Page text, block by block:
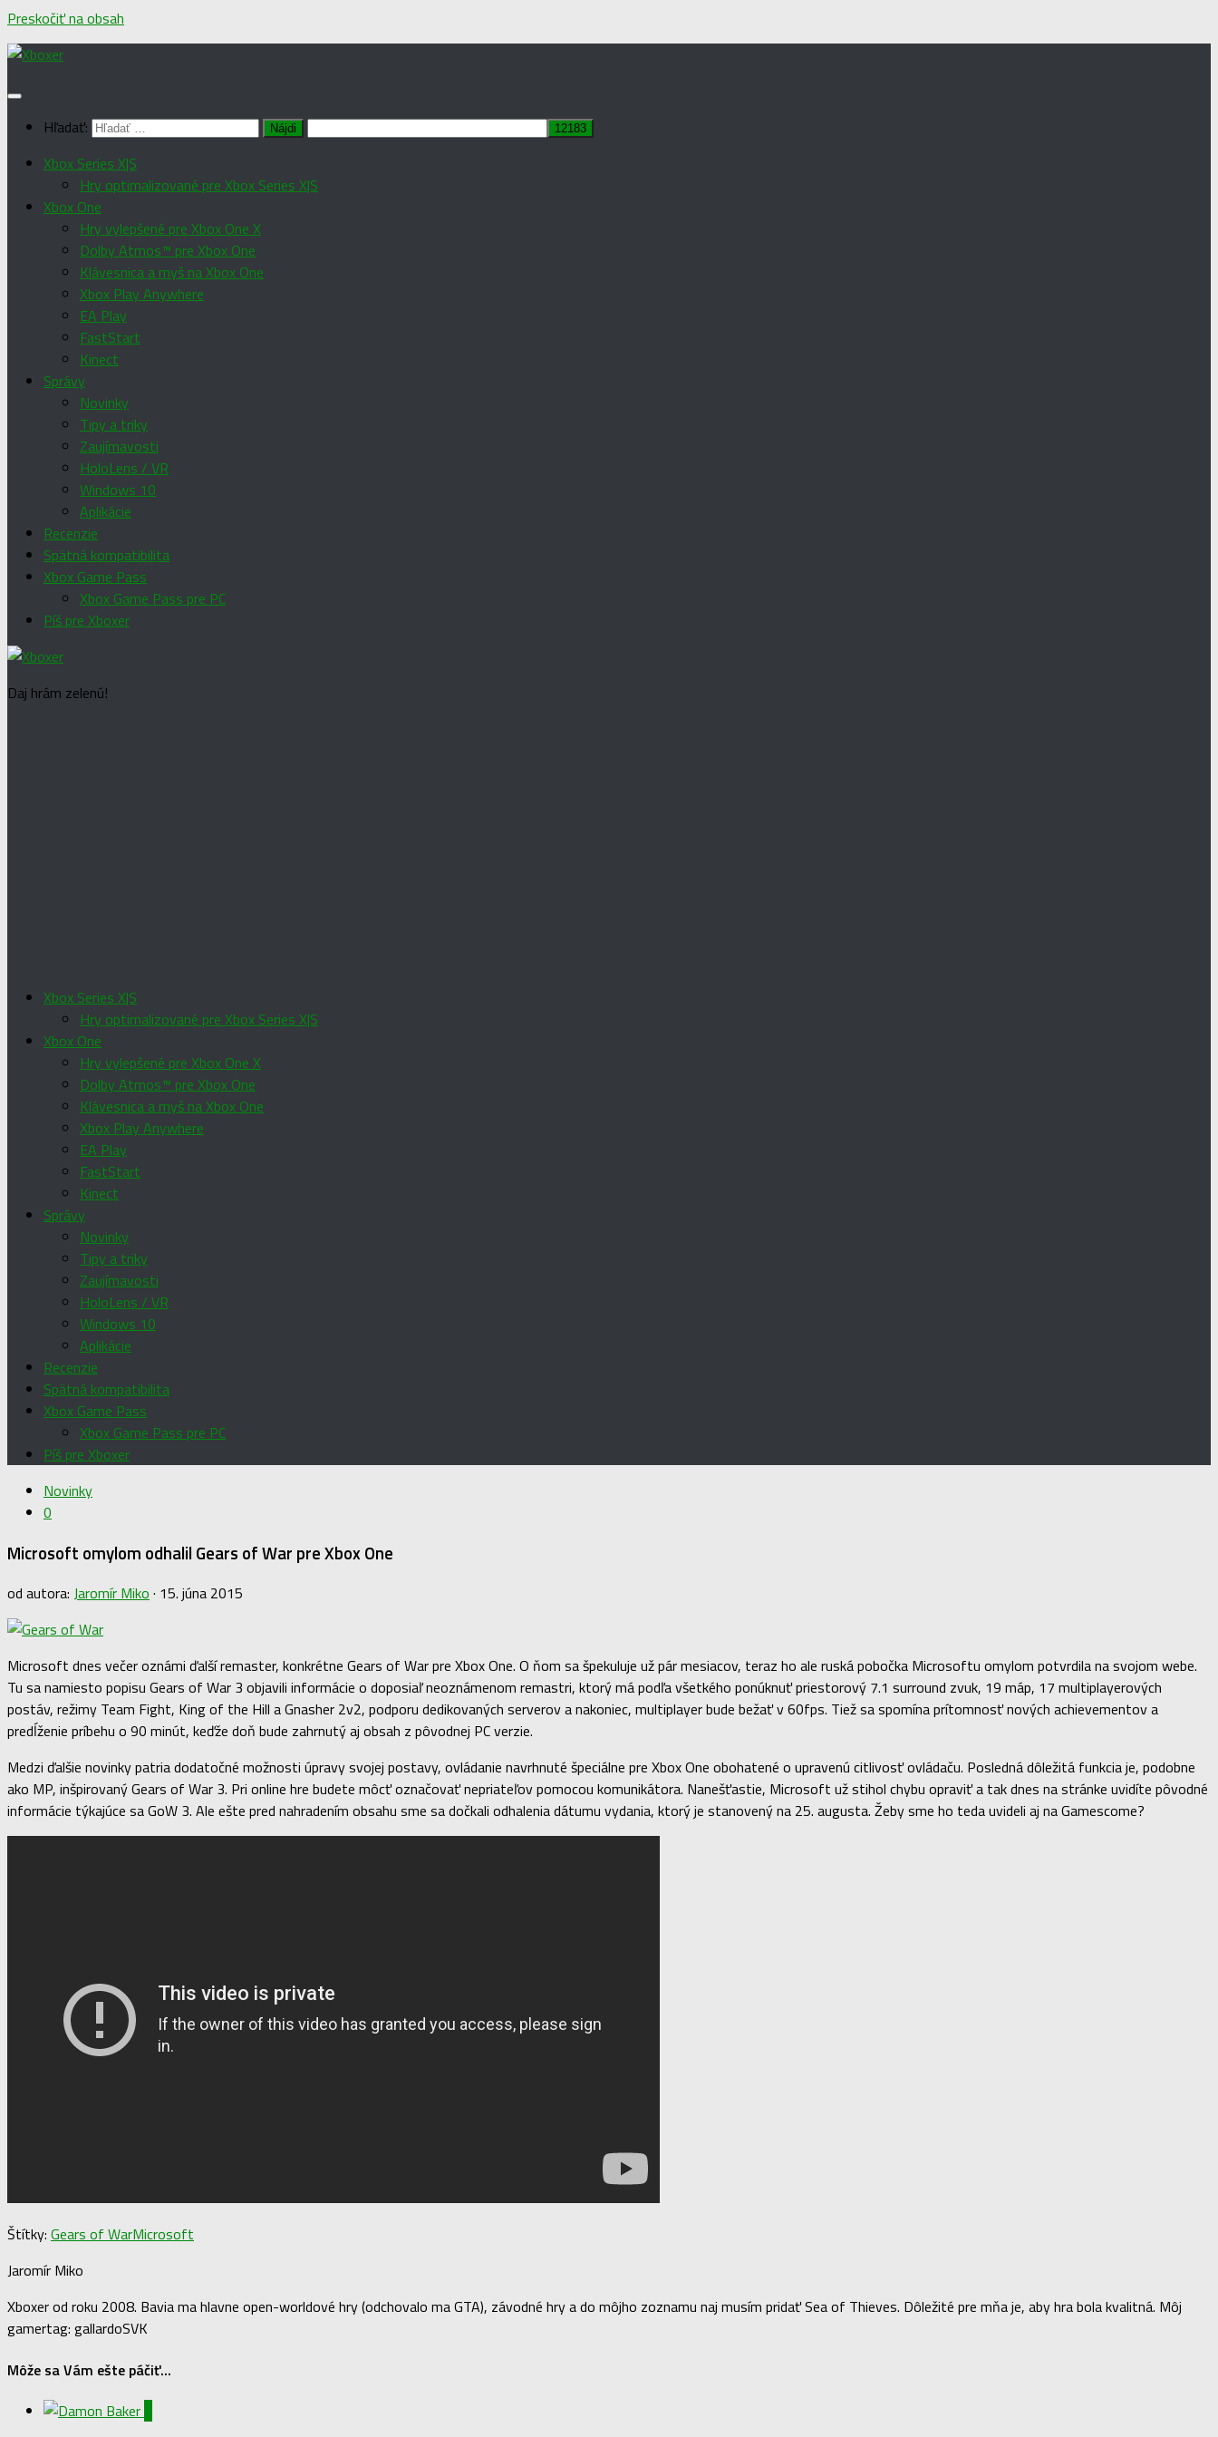
Preskočiť na obsah
Hľadať:
Xbox Series X|S
Hry optimalizované pre Xbox Series X|S
Xbox One
Hry vylepšené pre Xbox One X
Dolby Atmos™ pre Xbox One
Klávesnica a myš na Xbox One
Xbox Play Anywhere
EA Play
FastStart
Kinect
Správy
Novinky
Tipy a triky
Zaujímavosti
HoloLens / VR
Windows 10
Aplikácie
Recenzie
Spätná kompatibilita
Xbox Game Pass
Xbox Game Pass pre PC
Píš pre Xboxer
Daj hrám zelenú!
Xbox Series X|S
Hry optimalizované pre Xbox Series X|S
Xbox One
Hry vylepšené pre Xbox One X
Dolby Atmos™ pre Xbox One
Klávesnica a myš na Xbox One
Xbox Play Anywhere
EA Play
FastStart
Kinect
Správy
Novinky
Tipy a triky
Zaujímavosti
HoloLens / VR
Windows 10
Aplikácie
Recenzie
Spätná kompatibilita
Xbox Game Pass
Xbox Game Pass pre PC
Píš pre Xboxer
Novinky
0
Microsoft omylom odhalil Gears of War pre Xbox One
od autora: Jaromír Miko · 15. júna 2015
Microsoft dnes večer oznámi ďalší remaster, konkrétne Gears of War pre Xbox One. O ňom sa špekuluje už pár mesiacov, teraz ho ale ruská pobočka Microsoftu omylom potvrdila na svojom webe.
Tu sa namiesto popisu Gears of War 3 objavili informácie o doposiaľ neoznámenom remastri, ktorý má podľa všetkého ponúknuť priestorový 7.1 surround zvuk, 19 máp, 17 multiplayerových
postáv, režimy Team Fight, King of the Hill a Gnasher 2v2, podporu dedikovaných serverov a nakoniec, multiplayer bude bežať v 60fps. Tiež sa spomína prítomnosť nových achievementov a
predĺženie príbehu o 90 minút, keďže doň bude zahrnutý aj obsah z pôvodnej PC verzie.
Medzi ďalšie novinky patria dodatočné možnosti úpravy svojej postavy, ovládanie navrhnuté špeciálne pre Xbox One obohatené o upravenú citlivosť ovládaču. Posledná dôležitá funkcia je, podobne
ako MP, inšpirovaný Gears of War 3. Pri online hre budete môcť označovať nepriateľov pomocou komunikátora. Nanešťastie, Microsoft už stihol chybu opraviť a tak dnes na stránke uvidíte pôvodné
informácie týkajúce sa GoW 3. Ale ešte pred nahradením obsahu sme sa dočkali odhalenia dátumu vydania, ktorý je stanovený na 25. augusta. Žeby sme ho teda uvideli aj na Gamescome?
Štítky: Gears of WarMicrosoft
Jaromír Miko
Xboxer od roku 2008. Bavia ma hlavne open-worldové hry (odchovalo ma GTA), závodné hry a do môjho zoznamu naj musím pridať Sea of Thieves. Dôležité pre mňa je, aby hra bola kvalitná. Môj
gamertag: gallardoSVK
Môže sa Vám ešte páčiť...